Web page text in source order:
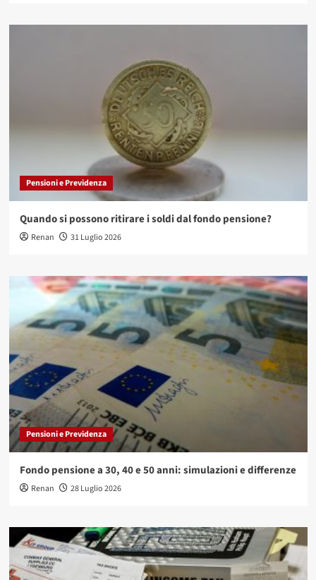
Pensioni e Previdenza
Quando si possono ritirare i soldi dal fondo pensione?
Renan 31 Luglio 2026
Pensioni e Previdenza
Fondo pensione a 30, 40 e 50 anni: simulazioni e differenze
Renan 28 Luglio 2026